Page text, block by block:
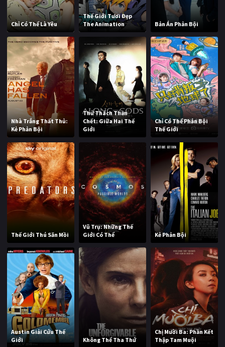
Chỉ Có Thể Là Yêu
Thế Giới Tươi Đẹp
The Animation
Bản Án Phản Bội
Nhà Trắng Thất Thủ:
Kẻ Phản Bội
Thử Thách Thần
Chết: Giữa Hai Thế
Giới
Chỉ Có Thể Phản Bội
Thế Giới
Thế Giới Thú Săn Mồi
Vũ Trụ: Những Thế
Giới Có Thể
Kẻ Phản Bội
Austin Giải Cứu Thế
Giới
Không Thể Tha Thứ
Chị Mười Ba: Phần Kết
Thập Tam Muội